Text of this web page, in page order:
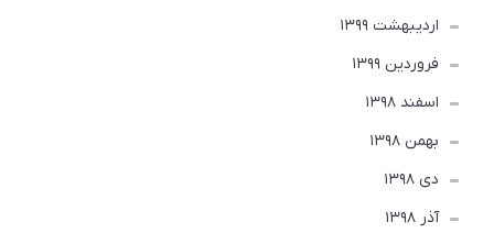
ارديبهشت 1399
فروردین 1399
اسفند 1398
بهمن 1398
دی 1398
آذر 1398